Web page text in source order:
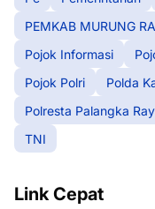
PEMKAB MURUNG
Pojok Informasi
Pojok Polri
Polda
Polresta Palangka
TNI
Link Cepat